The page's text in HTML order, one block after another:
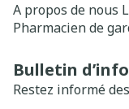
A propos de nous
Pharmacien de
Bulletin
Restez informé